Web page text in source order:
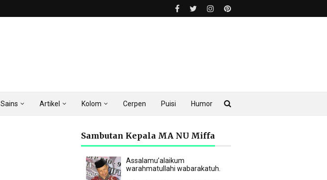
Sains Artikel Kolom Cerpen Puisi Humor
Sambutan Kepala MA NU Miffa
Assalamu’alaikum
warahmatullahi wabarakatuh.